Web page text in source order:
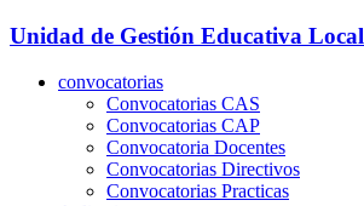
Unidad de Gestión Educativa Local
convocatorias
Convocatorias CAS
Convocatorias CAP
Convocatoria Docentes
Convocatorias Directivos
Convocatorias Practicas